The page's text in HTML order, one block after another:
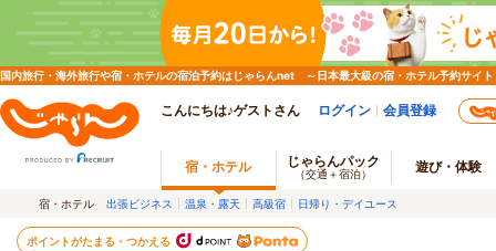
国内旅行・海外旅行や宿・ホテルの宿泊予約はじゃらんnet ～日本最大級の宿・ホテル予約サイト
こんにちは♪ゲストさん ログイン 会員登録
宿・ホテル じゃらんパック
（交通＋宿泊） 遊び・体験
宿・ホテル 出張ビジネス 温泉・露天 高級宿 日帰り・デイユース
ポイントがたまる・つかえる